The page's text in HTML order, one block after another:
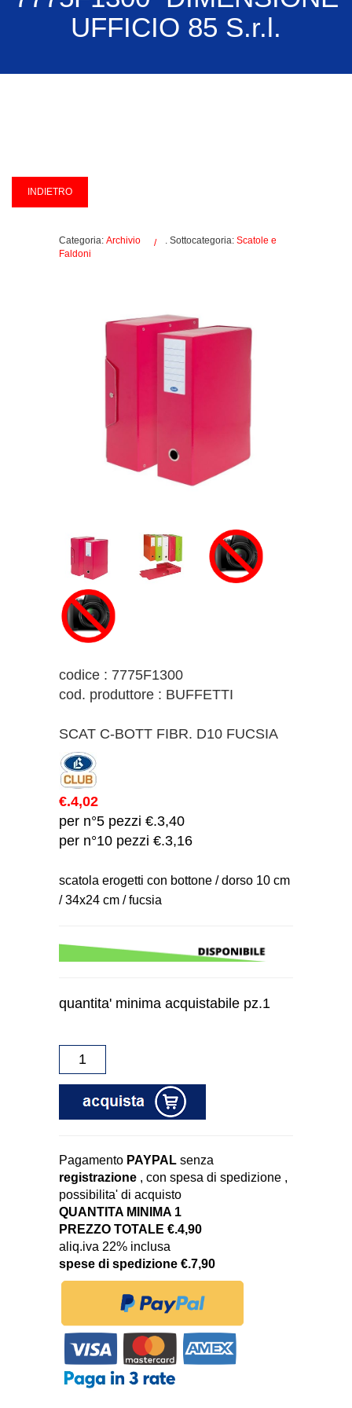
UFFICIO 85 S.r.l.
Categoria: Archivio . Sottocategoria: Scatole e
Faldoni
codice : 7775F1300
cod. produttore : BUFFETTI
SCAT C-BOTT FIBR. D10 FUCSIA
€.4,02
per n°5 pezzi €.3,40
per n°10 pezzi €.3,16
scatola erogetti con bottone / dorso 10 cm
/ 34x24 cm / fucsia
quantita' minima acquistabile pz.1
Pagamento PAYPAL senza
registrazione , con spesa di spedizione ,
possibilita' di acquisto
QUANTITA MINIMA 1
PREZZO TOTALE €.4,90
aliq.iva 22% inclusa
spese di spedizione €.7,90